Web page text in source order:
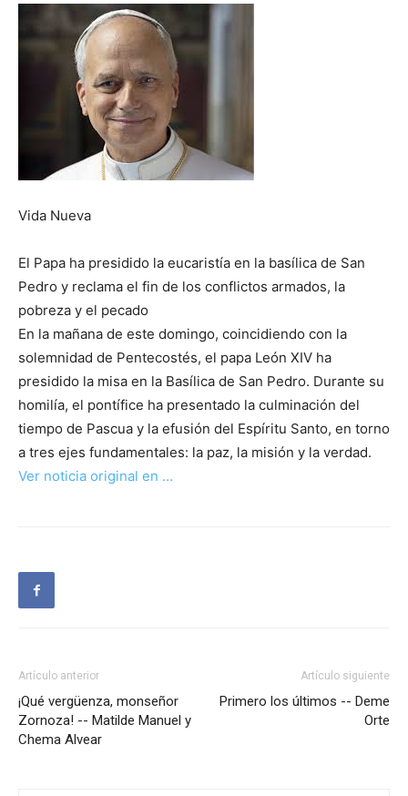
Vida Nueva
El Papa ha presidido la eucaristía en la basílica de San
Pedro y reclama el fin de los conflictos armados, la
pobreza y el pecado
En la mañana de este domingo, coincidiendo con la
solemnidad de Pentecostés, el papa León XIV ha
presidido la misa en la Basílica de San Pedro. Durante su
homilía, el pontífice ha presentado la culminación del
tiempo de Pascua y la efusión del Espíritu Santo, en torno
a tres ejes fundamentales: la paz, la misión y la verdad.
Ver noticia original en …
Artículo anterior
¡Qué vergüenza, monseñor
Zornoza! -- Matilde Manuel y
Chema Alvear
Artículo siguiente
Primero los últimos -- Deme
Orte